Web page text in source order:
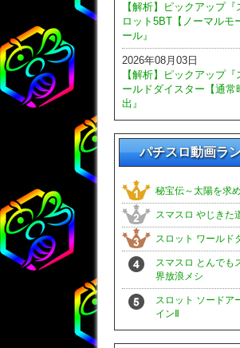
【解析】ピックアップ
ロット5BT【ノーマルモ
ール』
2026年08月03日
【解析】ピックアップ『
ールドダイスター【通常
出』
パチスロ動画ラ
秘宝伝～太陽を求
スマスロ やじきた
スロット ワールド
スマスロ とんでも
界放浪メシ
スロット ソードア
インⅡ